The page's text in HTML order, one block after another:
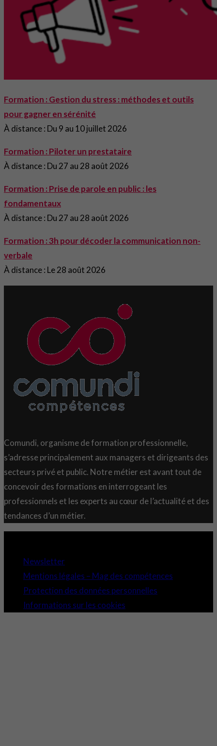
Formation : Gestion du stress : méthodes et outils
pour gagner en sérénité
À distance : Du 9 au 10 juillet 2026
Formation : Piloter un prestataire
À distance : Du 27 au 28 août 2026
Formation : Prise de parole en public : les
fondamentaux
À distance : Du 27 au 28 août 2026
Formation : 3h pour décoder la communication non-
verbale
À distance : Le 28 août 2026
Comundi, organisme de formation professionnelle,
s’adresse principalement aux managers et dirigeants des
secteurs privé et public. Notre métier est avant tout de
concevoir des formations en interrogeant les
professionnels et les experts au cœur de l’actualité et des
tendances d’un métier.
Newsletter
Mentions légales – Mag des compétences
Protection des données personnelles
Informations sur les cookies